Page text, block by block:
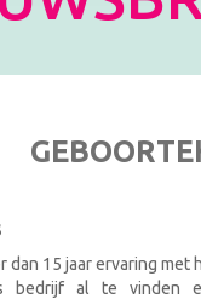
15 jaar ervaring met
bedrijf al te vinden